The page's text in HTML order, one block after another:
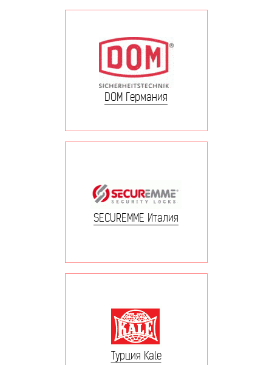
DOM Германия
SECUREMME Италия
Турция Kale